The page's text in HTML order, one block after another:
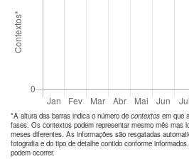
*A altura das barras indica o número de contextos em que
fases. Os contextos podem representar mesmo mês mas
meses diferentes. As informações são resgatadas
fotografia e do tipo de detalhe contido conforme
podem ocorrer.